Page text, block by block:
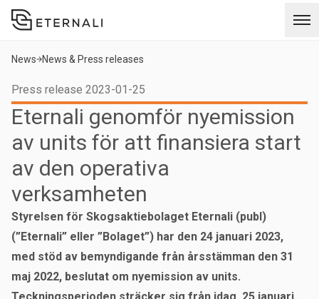
News News & Press releases
Press release 2023-01-25
Eternali genomför nyemission
av units för att finansiera start
av den operativa
verksamheten
Styrelsen för Skogsaktiebolaget Eternali (publ)
(”Eternali” eller ”Bolaget”) har den 24 januari 2023,
med stöd av bemyndigande från årsstämman den 31
maj 2022, beslutat om nyemission av units.